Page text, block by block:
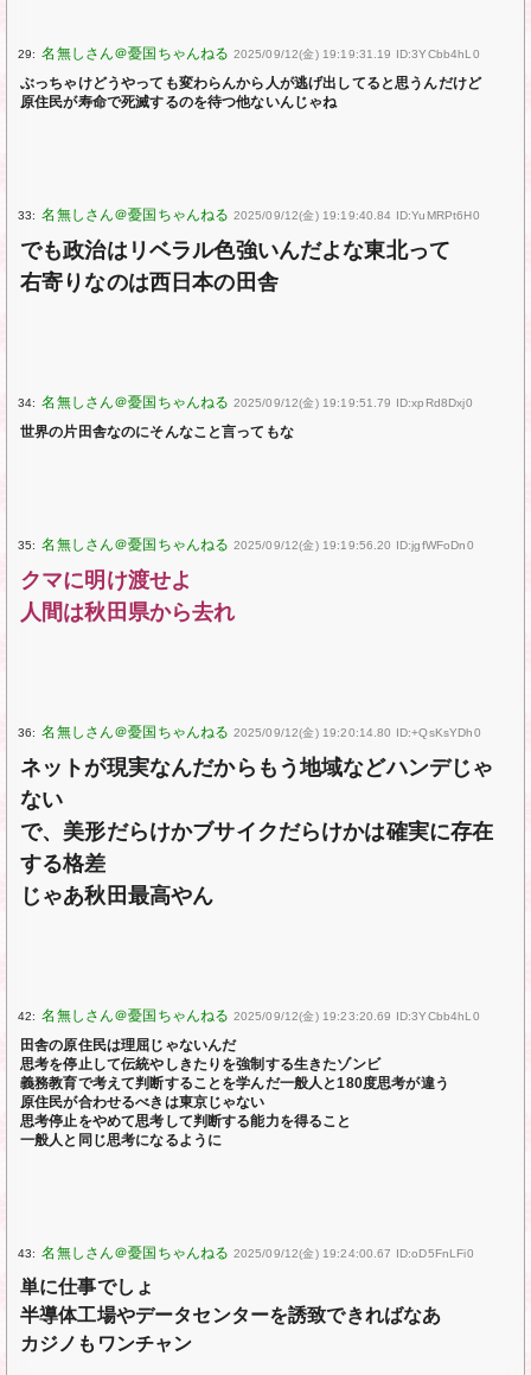
29: 2025/09/12(金) 19:19:31.19 ID:3YCbb4hL0
ぶっちゃけどうやっても変わらんから人が逃げ出してると思うんだけど
原住民が寿命で死滅するのを待つ他ないんじゃね
33: 2025/09/12(金) 19:19:40.84 ID:YuMRPt6H0
でも政治はリベラル色強いんだよな東北って
右寄りなのは西日本の田舎
34: 2025/09/12(金) 19:19:51.79 ID:xpRd8Dxj0
世界の片田舎なのにそんなこと言ってもな
35: 2025/09/12(金) 19:19:56.20 ID:jgfWFoDn0
クマに明け渡せよ
人間は秋田県から去れ
36: 2025/09/12(金) 19:20:14.80 ID:+QsKsYDh0
ネットが現実なんだからもう地域などハンデじゃ
ない
で、美形だらけかブサイクだらけかは確実に存在
する格差
じゃあ秋田最高やん
42: 2025/09/12(金) 19:23:20.69 ID:3YCbb4hL0
田舎の原住民は理屈じゃないんだ
思考を停止して伝統やしきたりを強制する生きたゾンビ
義務教育で考えて判断することを学んだ一般人と180度思考が違う
原住民が合わせるべきは東京じゃない
思考停止をやめて思考して判断する能力を得ること
一般人と同じ思考になるように
43: 2025/09/12(金) 19:24:00.67 ID:oD5FnLFi0
単に仕事でしょ
半導体工場やデータセンターを誘致できればなあ
カジノもワンチャン